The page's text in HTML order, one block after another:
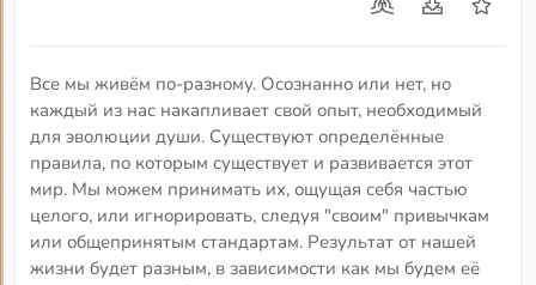
Все мы живём по-разному. Осознанно или нет, но
каждый из нас накапливает свой опыт, необходимый
для эволюции души. Существуют определённые
правила, по которым существует и развивается этот
мир. Мы можем принимать их, ощущая себя частью
целого, или игнорировать, следуя "своим" привычкам
или общепринятым стандартам. Результат от нашей
жизни будет разным, в зависимости как мы будем её